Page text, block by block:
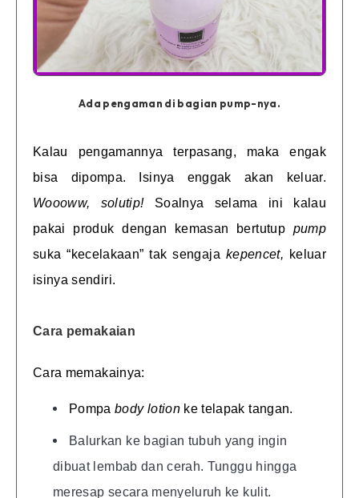
Ada pengaman di bagian pump-nya.
Kalau pengamannya terpasang, maka engak
bisa dipompa. Isinya enggak akan keluar.
Woooww, solutip! Soalnya selama ini kalau
pakai produk dengan kemasan bertutup pump
suka “kecelakaan” tak sengaja kepencet, keluar
isinya sendiri.
Cara pemakaian
Cara memakainya:
Pompabody lotion ke telapak tangan.
Balurkan ke bagian tubuh yang ingin
dibuat lembab dan cerah. Tunggu hingga
meresap secara menyeluruh ke kulit.